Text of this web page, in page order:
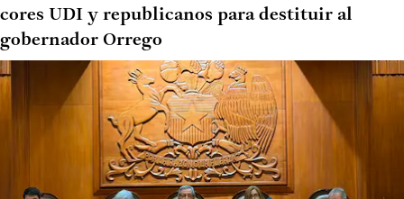
cores UDI y republicanos para destituir al
gobernador Orrego